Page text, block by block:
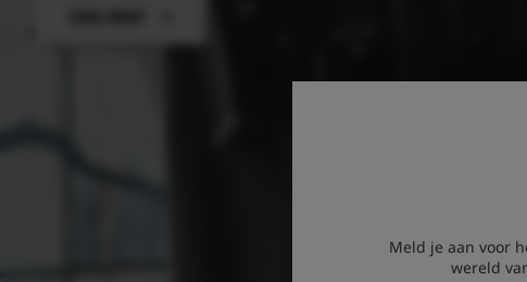
Meld je aan voor
wereld